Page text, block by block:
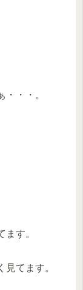
・・。
す。
てます。